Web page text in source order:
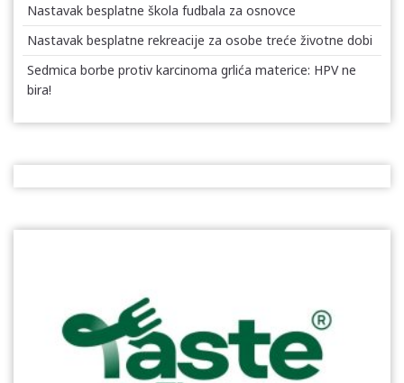
Nastavak besplatne škola fudbala za osnovce
Nastavak besplatne rekreacije za osobe treće životne dobi
Sedmica borbe protiv karcinoma grlića materice: HPV ne
bira!